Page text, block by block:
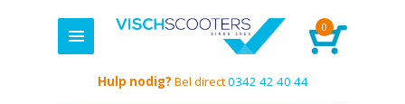
0
Hulp nodig? Bel direct0342 42 40 44